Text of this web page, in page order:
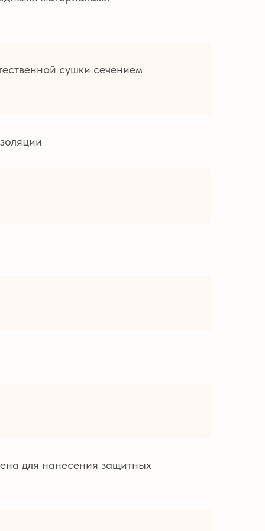
сушки сечением
для нанесения защитных